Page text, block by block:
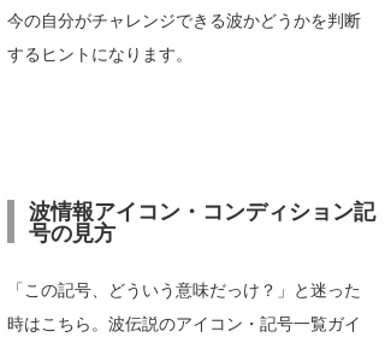
今の自分がチャレンジできる波かどうかを判断
するヒントになります。
波情報アイコン・コンディション記
号の見方
「この記号、どういう意味だっけ？」と迷った
時はこちら。波伝説のアイコン・記号一覧ガイ